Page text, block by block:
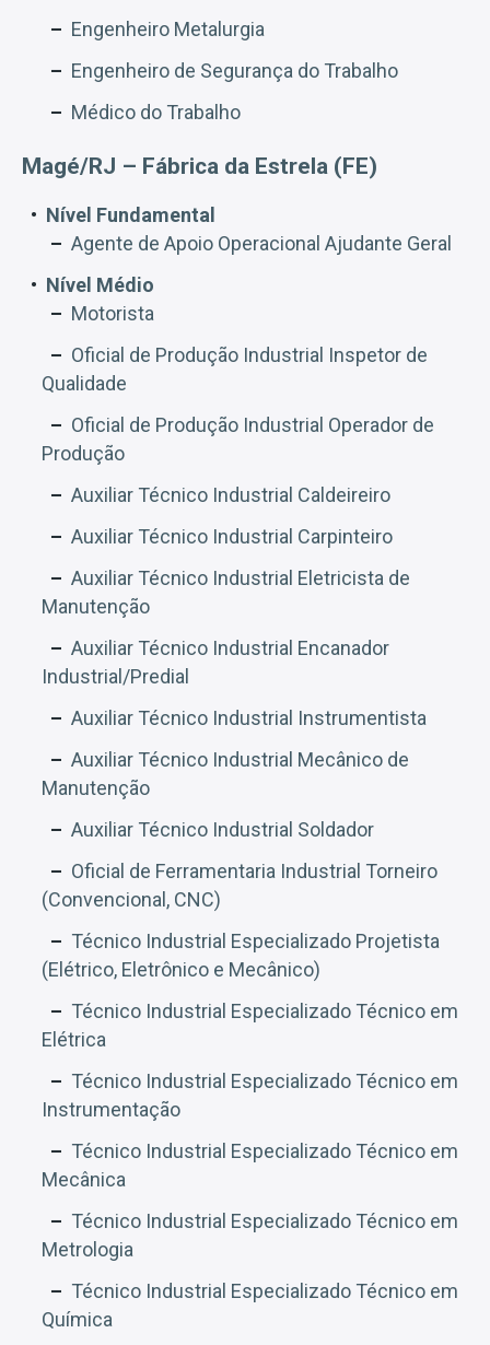
Engenheiro Metalurgia
Engenheiro de Segurança do Trabalho
Médico do Trabalho
Magé/RJ – Fábrica da Estrela (FE)
Nível Fundamental
Agente de Apoio Operacional Ajudante Geral
Nível Médio
Motorista
Oficial de Produção Industrial Inspetor de
Qualidade
Oficial de Produção Industrial Operador de
Produção
Auxiliar Técnico Industrial Caldeireiro
Auxiliar Técnico Industrial Carpinteiro
Auxiliar Técnico Industrial Eletricista de
Manutenção
Auxiliar Técnico Industrial Encanador
Industrial/Predial
Auxiliar Técnico Industrial Instrumentista
Auxiliar Técnico Industrial Mecânico de
Manutenção
Auxiliar Técnico Industrial Soldador
Oficial de Ferramentaria Industrial Torneiro
(Convencional, CNC)
Técnico Industrial Especializado Projetista
(Elétrico, Eletrônico e Mecânico)
Técnico Industrial Especializado Técnico em
Elétrica
Técnico Industrial Especializado Técnico em
Instrumentação
Técnico Industrial Especializado Técnico em
Mecânica
Técnico Industrial Especializado Técnico em
Metrologia
Técnico Industrial Especializado Técnico em
Química